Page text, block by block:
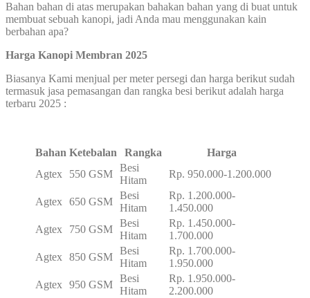
Bahan bahan di atas merupakan bahakan bahan yang di buat untuk
membuat sebuah kanopi, jadi Anda mau menggunakan kain
berbahan apa?
Harga Kanopi Membran 2025
Biasanya Kami menjual per meter persegi dan harga berikut sudah
termasuk jasa pemasangan dan rangka besi berikut adalah harga
terbaru 2025 :
Bahan Ketebalan Rangka
Harga
Agtex
550 GSM
Besi
Hitam
Rp. 950.000-1.200.000
Agtex 650 GSM
Besi
Hitam
Rp. 1.200.000-
1.450.000
Agtex
750 GSM
Besi
Hitam
Rp. 1.450.000-
1.700.000
Agtex 850 GSM
Besi
Hitam
Rp. 1.700.000-
1.950.000
Agtex 950 GSM
Besi
Hitam
Rp. 1.950.000-
2.200.000